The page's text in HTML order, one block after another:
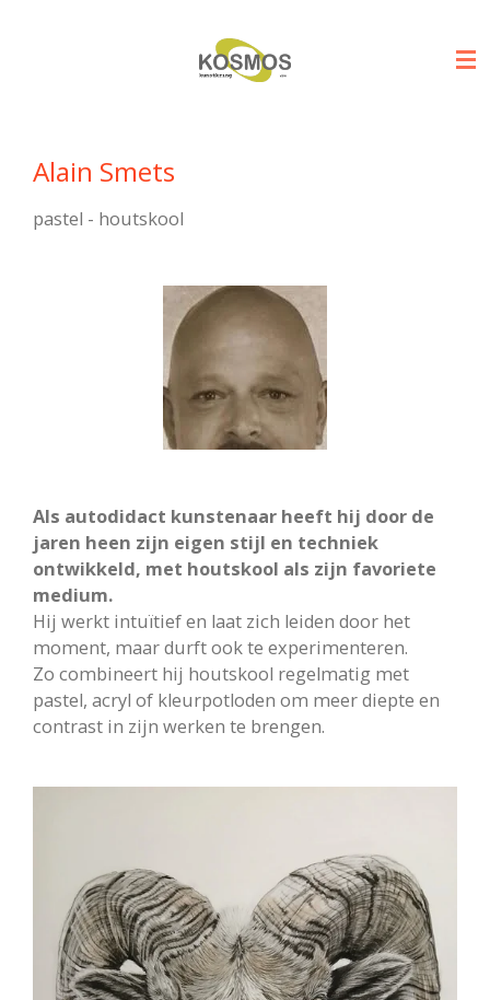
Alain Smets
pastel - houtskool
Als autodidact kunstenaar heeft hij door de
jaren heen zijn eigen stijl en techniek
ontwikkeld, met houtskool als zijn favoriete
medium.
Hij werkt intuïtief en laat zich leiden door het
moment, maar durft ook te experimenteren.
Zo combineert hij houtskool regelmatig met
pastel, acryl of kleurpotloden om meer diepte en
contrast in zijn werken te brengen.​​